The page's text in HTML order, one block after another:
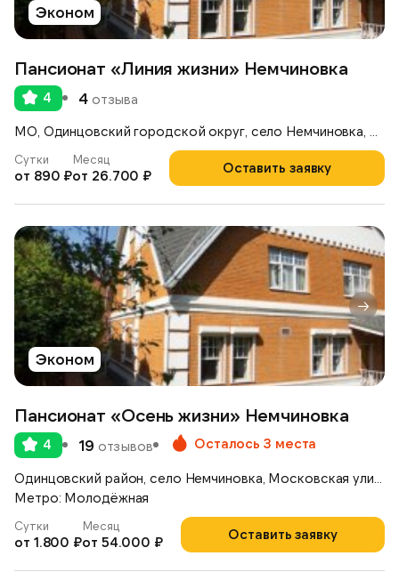
Эконом
Пансионат «Линия жизни» Немчиновка
4 4отзыва
Оставить заявку
Сутки
от 890 ₽
Месяц
от 26.700 ₽
Эконом
Пансионат «Осень жизни» Немчиновка
4 19 отзывов Осталось 3 места
Метро: Молодёжная
Оставить заявку
Сутки
от 1.800 ₽
Месяц
от 54.000 ₽